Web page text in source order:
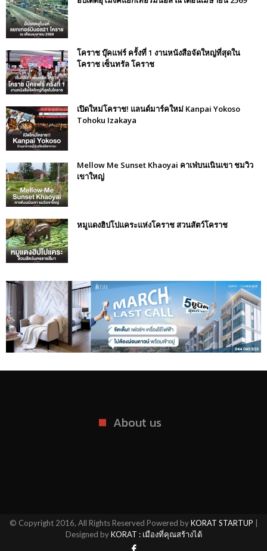
โคราช บุ๊คแฟร์​ ครั้งที่​ 1 งานหนังสือจัดใหญ่ที่สุดใน
โคราช เซ็นทรัล โคราช
เปิดใหม่โคราช! แลนด์มาร์คใหม่ Kanpai Yokoso
Tohoku Izakaya
Mellow Me Sunset Khaoyai คาเฟ่บนเนินเขา ชมวิว
เขาใหญ่
หมูแดงฮิปโปแคระแห่งโคราช สวนสัตว์โคราช
About us
© Copyright 2016, All Rights Reserved Powered byKORAT STARTUP
Designed byKORAT : เมืองที่คุณสร้างได้